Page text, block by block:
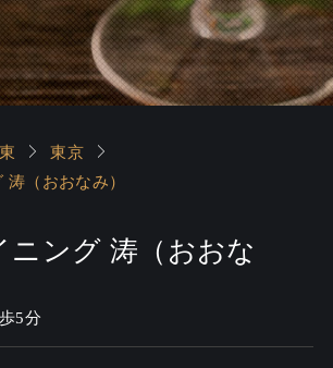
東京
（おおなみ）
ニング 涛（おおな
5分